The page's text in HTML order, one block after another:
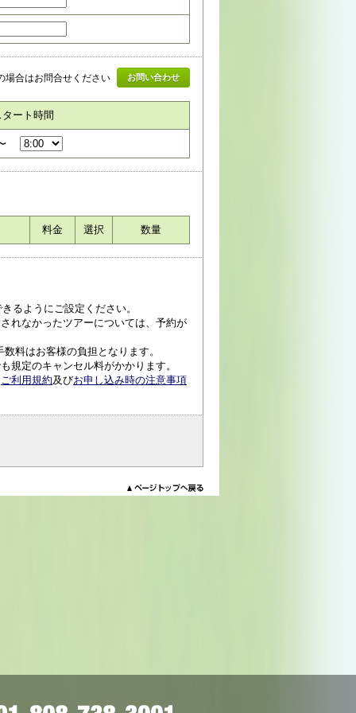
場合はお問合せください お問い合わせ
ート時間
料金 選択 数量
るようにご設定ください。
れなかったツアーについては、予約が
料はお客様の負担となります。
規定のキャンセル料がかかります。
ご利用規約及びお申し込み時の注意事項